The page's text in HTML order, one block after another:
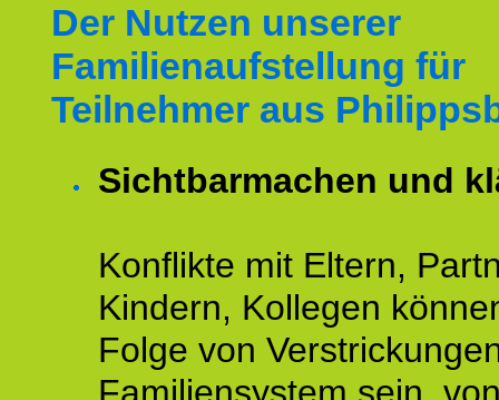
Der Nutzen unserer
Familienaufstellung für
Teilnehmer aus
Sichtbarmachen und
Konflikte mit Eltern,
Kindern, Kollegen
Folge von